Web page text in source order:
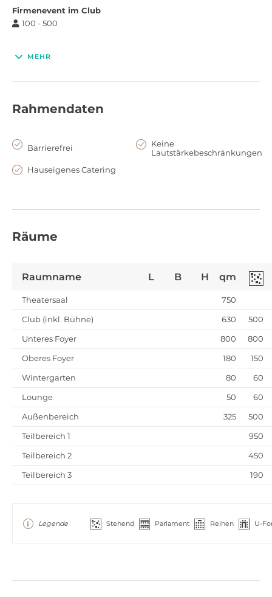
Firmenevent im Club
100 - 500
Sommerfest im Capitol Theater
MEHR
Rahmendaten
Barrierefrei
Keine
Lautstärkebeschränkungen
Hauseigenes Catering
Räume
Raumname L B H qm
Theatersaal
750
Club (inkl. Bühne)
630
500
Unteres Foyer
800
800
Oberes Foyer
180
150
Wintergarten
80
60
Lounge
50
60
Außenbereich
325
500
Teilbereich 1
950
Teilbereich 2
450
Teilbereich 3
190
Legende Stehend Parlament Reihen U-